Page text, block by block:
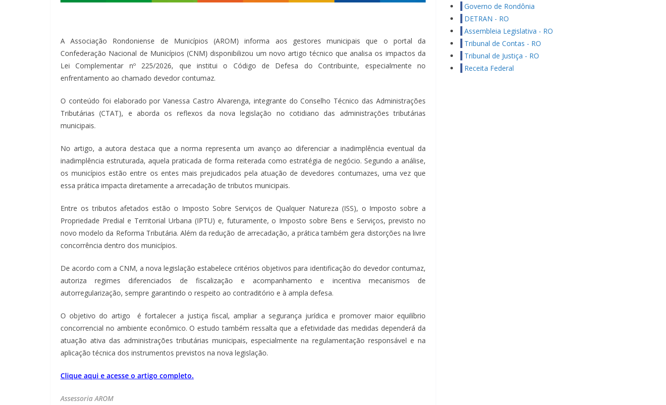
A Associação Rondoniense de Municípios (AROM) informa aos gestores municipais que o portal da
Confederação Nacional de Municípios (CNM) disponibilizou um novo artigo técnico que analisa os impactos da
Lei Complementar nº 225/2026, que institui o Código de Defesa do Contribuinte, especialmente no
enfrentamento ao chamado devedor contumaz.
O conteúdo foi elaborado por Vanessa Castro Alvarenga, integrante do Conselho Técnico das Administrações
Tributárias (CTAT), e aborda os reflexos da nova legislação no cotidiano das administrações tributárias
municipais.
No artigo, a autora destaca que a norma representa um avanço ao diferenciar a inadimplência eventual da
inadimplência estruturada, aquela praticada de forma reiterada como estratégia de negócio. Segundo a análise,
os municípios estão entre os entes mais prejudicados pela atuação de devedores contumazes, uma vez que
essa prática impacta diretamente a arrecadação de tributos municipais.
Entre os tributos afetados estão o Imposto Sobre Serviços de Qualquer Natureza (ISS), o Imposto sobre a
Propriedade Predial e Territorial Urbana (IPTU) e, futuramente, o Imposto sobre Bens e Serviços, previsto no
novo modelo da Reforma Tributária. Além da redução de arrecadação, a prática também gera distorções na livre
concorrência dentro dos municípios.
De acordo com a CNM, a nova legislação estabelece critérios objetivos para identificação do devedor contumaz,
autoriza regimes diferenciados de fiscalização e acompanhamento e incentiva mecanismos de
autorregularização, sempre garantindo o respeito ao contraditório e à ampla defesa.
O objetivo do artigo é fortalecer a justiça fiscal, ampliar a segurança jurídica e promover maior equilíbrio
concorrencial no ambiente econômico. O estudo também ressalta que a efetividade das medidas dependerá da
atuação ativa das administrações tributárias municipais, especialmente na regulamentação responsável e na
aplicação técnica dos instrumentos previstos na nova legislação.
Clique aqui e acesse o artigo completo.
Assessoria AROM
Governo de Rondônia
DETRAN - RO
Assembleia Legislativa - RO
Tribunal de Contas - RO
Tribunal de Justiça - RO
Receita Federal